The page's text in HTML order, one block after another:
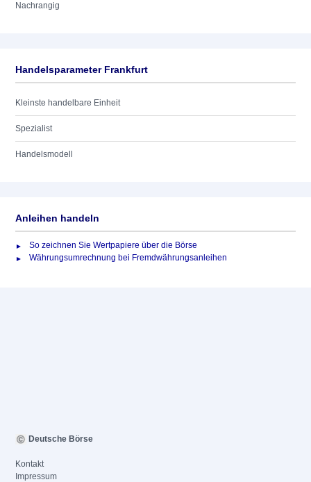
Nachrangig
Handelsparameter Frankfurt
Kleinste handelbare Einheit
Spezialist
Handelsmodell
Anleihen handeln
So zeichnen Sie Wertpapiere über die Börse
Währungsumrechnung bei Fremdwährungsanleihen
Deutsche Börse
Kontakt
Impressum